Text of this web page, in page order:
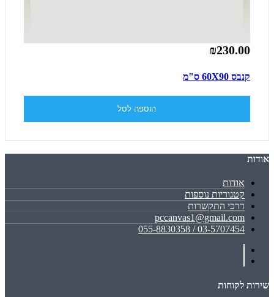
₪230.00
קנבס 60X90 ס"מ
הוספה לסל
אודות
אודות
קטגוריות נוספות
דרכי התקשרות
pccanvas1@gmail.com
03-5707454 / 055-8830358
שירות לקוחות